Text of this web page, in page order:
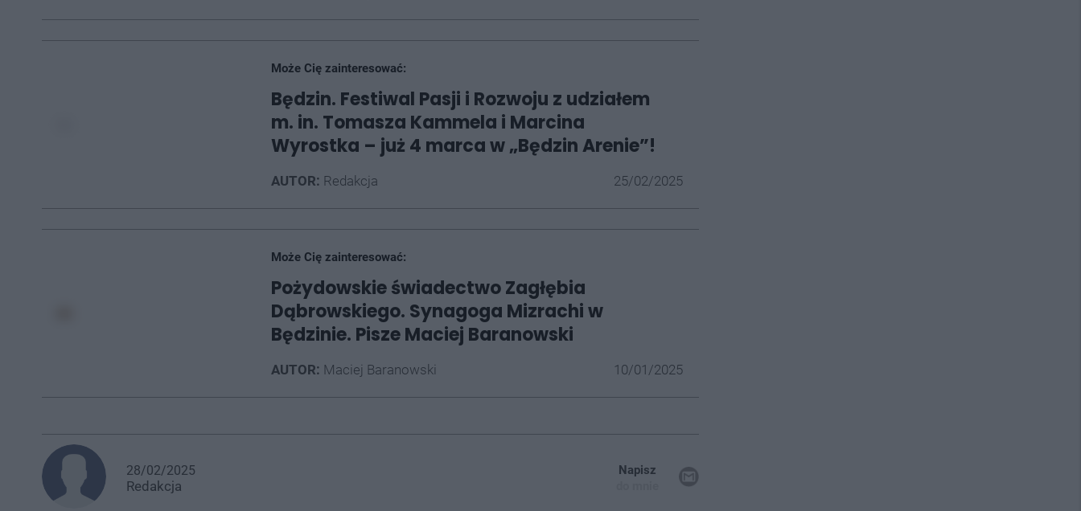
Może Cię zainteresować:
Będzin. Festiwal Pasji i Rozwoju z udziałem
m. in. Tomasza Kammela i Marcina
Wyrostka – już 4 marca w „Będzin Arenie”!
AUTOR: Redakcja 25/02/2025
Może Cię zainteresować:
Pożydowskie świadectwo Zagłębia
Dąbrowskiego. Synagoga Mizrachi w
Będzinie. Pisze Maciej Baranowski
AUTOR: Maciej Baranowski 10/01/2025
28/02/2025
Redakcja
Napisz